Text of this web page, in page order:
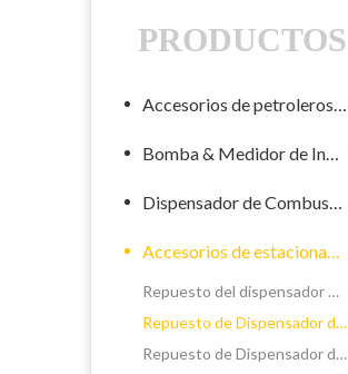
PRODUCTOS
Accesorios de petroleros líquidos
Bomba & Medidor de Industrial
Dispensador de Combustible
Accesorios de estacionamiento de llenado
Repuesto del dispensador de químicos
Repuesto de Dispensador de Combustible
Repuesto de Dispensador de GLP